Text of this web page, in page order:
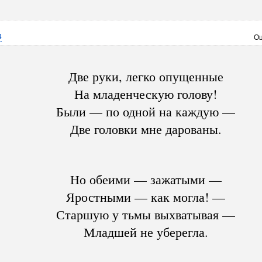
Две руки, легко опущенные
На младенческую голову!
Были — по одной на каждую —
Две головки мне дарованы.
Но обеими — зажатыми —
Яростными — как могла! —
Старшую у тьмы выхватывая —
Младшей не уберегла.